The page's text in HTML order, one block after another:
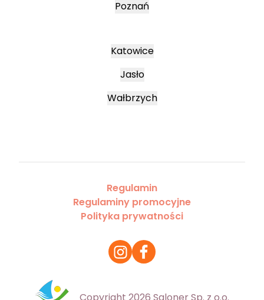
Poznań
Katowice
Jasło
Wałbrzych
Regulamin
Regulaminy promocyjne
Polityka prywatności